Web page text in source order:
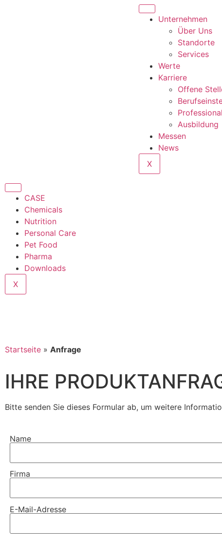
Unternehmen
Über Uns
Standorte
Services
Werte
Karriere
Offene
Ausbildung
Messen
News
X
CASE
Chemicals
Nutrition
Personal Care
Pet Food
Pharma
Downloads
X
Startseite » Anfrage
IHRE
Bitte senden Sie dieses Formular ab, um weitere
Name
Firma
E-Mail-Adresse